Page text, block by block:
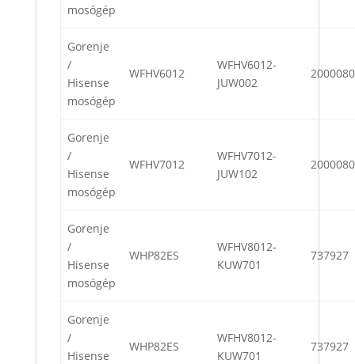
mosógép
Gorenje
/
Hisense
mosógép
WFHV6012
WFHV6012-
JUW002
Gorenje
/
Hisense
mosógép
WFHV7012
WFHV7012-
JUW102
Gorenje
/
Hisense
mosógép
WHP82ES
WFHV8012-
KUW701
737927
Gorenje
/
Hisense
WHP82ES
WFHV8012-
KUW701
737927